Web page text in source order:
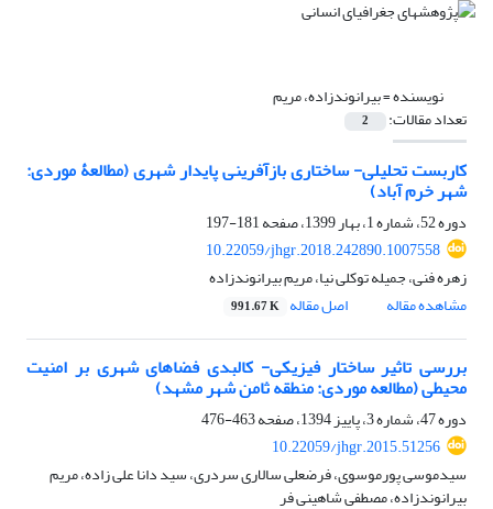
نویسنده =بیرانوندزاده، مریم
تعداد مقالات: 2
کاربست تحلیلی- ساختاری بازآفرینی پایدار شهری (مطالعۀ موردی:
شهر خرم‏ آباد)
دوره 52، شماره 1، بهار 1399، صفحه
181-197
10.22059/jhgr.2018.242890.1007558
زهره فنی، جمیله توکلی نیا، مریم بیرانوندزاده
مشاهده مقاله
اصل مقاله 991.67 K
بررسی تاثیر ساختار فیزیکی- کالبدی فضاهای شهری بر امنیت
محیطی (مطالعه موردی: منطقه ثامن شهر مشهد)
دوره 47، شماره 3، پاییز 1394، صفحه
463-476
10.22059/jhgr.2015.51256
سیدموسی پورموسوی، فرضعلی سالاری سردری، سید دانا علی زاده، مریم
بیرانوندزاده، مصطفی شاهینی فر